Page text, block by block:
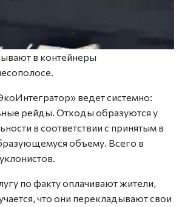
в контейнеры
ведет системно:
рейды. Отходы образуются у
в соответствии с принятым в
объему. Всего в
по факту оплачивают жители,
что они перекладывают свои